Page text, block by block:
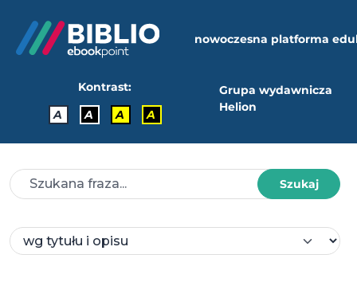
nowoczesna platforma
Kontrast:
A
A A A
Grupa wydawnicza
Helion
Szukaj